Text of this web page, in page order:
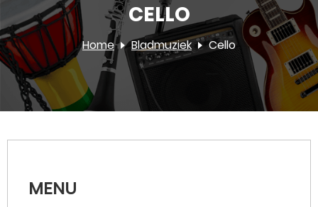
CELLO
Home Bladmuziek Cello
MENU